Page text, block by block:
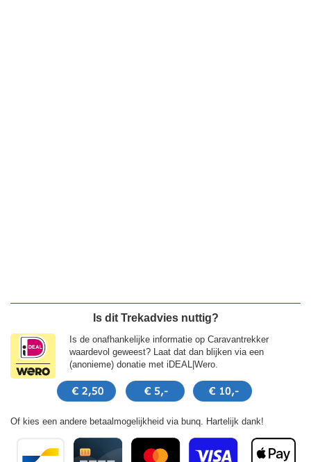
Is dit Trekadvies nuttig?
Is de onafhankelijke informatie op Caravantrekker
waardevol geweest? Laat dat dan blijken via een
(anonieme) donatie met iDEAL|Wero.
Of kies een andere betaalmogelijkheid via bunq. Hartelijk dank!